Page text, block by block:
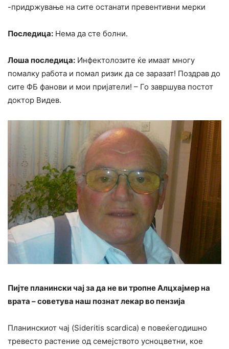
-придржување на сите останати превентивни мерки
Последица: Нема да сте болни.
Лоша последица: Инфектолозите ќе имаат многу
помалку работа и помал ризик да се заразат! Поздрав до
сите ФБ фанови и мои пријатели! – Го завршува постот
доктор Видев.
Пијте планински чај за да не ви тропне Алцхајмер на
врата – советува наш познат лекар во пензија
Планинскиот чај (Sideritis scardica) e повеќегодишно
тревесто растение од семејството усноцветни, кое